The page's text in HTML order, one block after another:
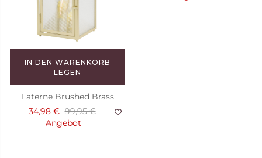
IN DEN WARENKORB
LEGEN
Laterne Brushed Brass
34,98 € 99,95 €
Angebot